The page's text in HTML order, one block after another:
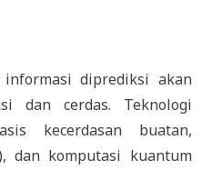
diprediksi akan
dan cerdas. Teknologi
kecerdasan buatan,
dan komputasi kuantum